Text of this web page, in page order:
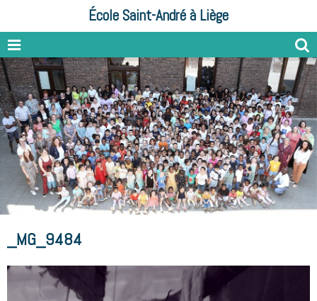
École Saint-André à Liège
_MG_9484